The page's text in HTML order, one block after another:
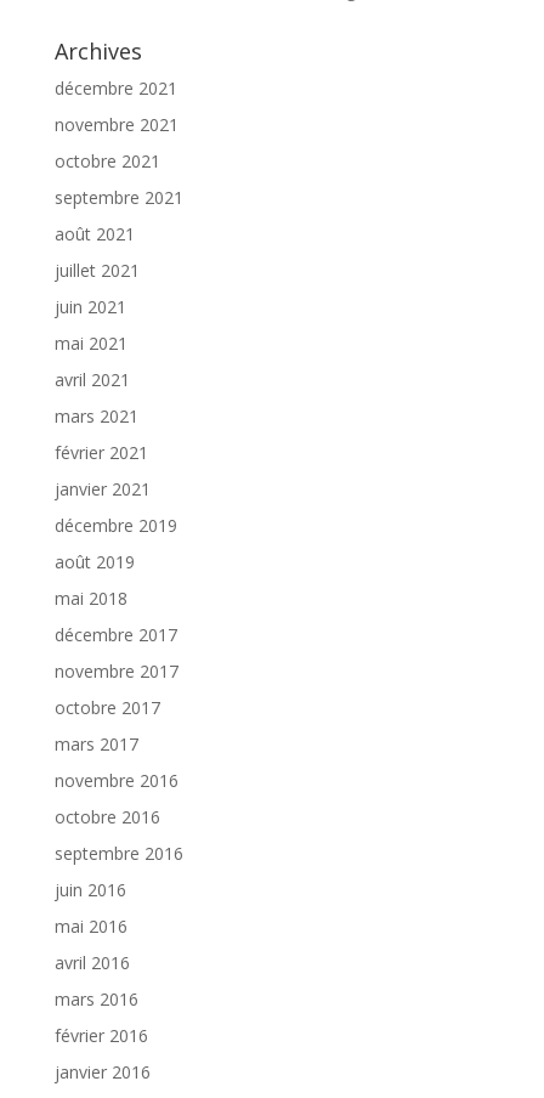
Archives
décembre 2021
novembre 2021
octobre 2021
septembre 2021
août 2021
juillet 2021
juin 2021
mai 2021
avril 2021
mars 2021
février 2021
janvier 2021
décembre 2019
août 2019
mai 2018
décembre 2017
novembre 2017
octobre 2017
mars 2017
novembre 2016
octobre 2016
septembre 2016
juin 2016
mai 2016
avril 2016
mars 2016
février 2016
janvier 2016